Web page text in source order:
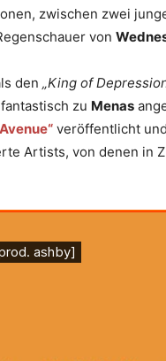
zwischen zwei
von
den „King of
zu Menas
veröffentlicht
Artists, von denen in